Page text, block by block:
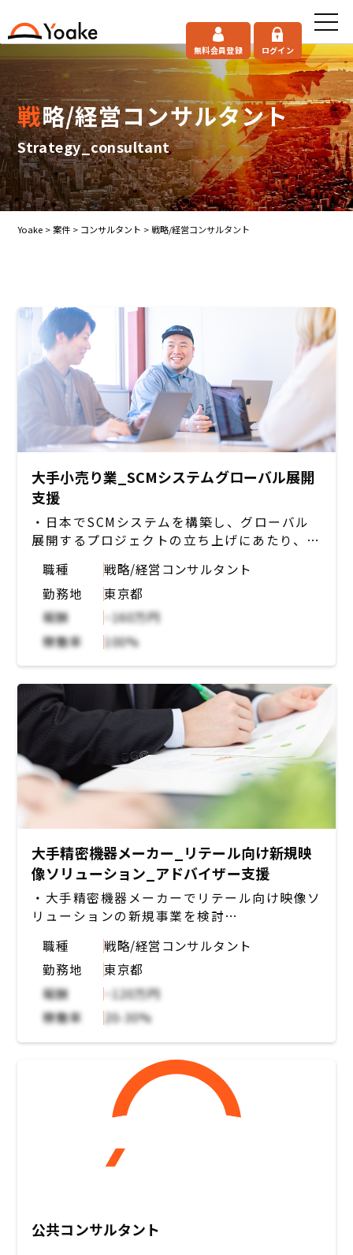
無料会員登録 ログイン
戦略/経営コンサルタント
Strategy_consultant
Yoake >案件 > コンサルタント >戦略/経営コンサルタント
大手小売り業_SCMシステムグローバル展開
支援
・日本でSCMシステムを構築し、グローバル
展開するプロジェクトの立ち上げにあたり、
PMのアンダーとして展開の方針策定や展開の
下地を作成する
・各国の課題を洗い出し、優先順位をつけグロ
ーバル展開に向けたWBSの作成や必要なタス
クの洗い出し
・各国向けの展開資料の作成
職種
戦略/経営コンサルタント
勤務地
東京都
報酬
~160万円
稼働率
100%
大手精密機器メーカー_リテール向け新規映
像ソリューション_アドバイザー支援
・大手精密機器メーカーでリテール向け映像ソ
リューションの新規事業を検討
ラなどの観点からアドバイザーとして支援
職種
戦略/経営コンサルタント
勤務地
東京都
報酬
~120万円
稼働率
20-30%
公共コンサルタント